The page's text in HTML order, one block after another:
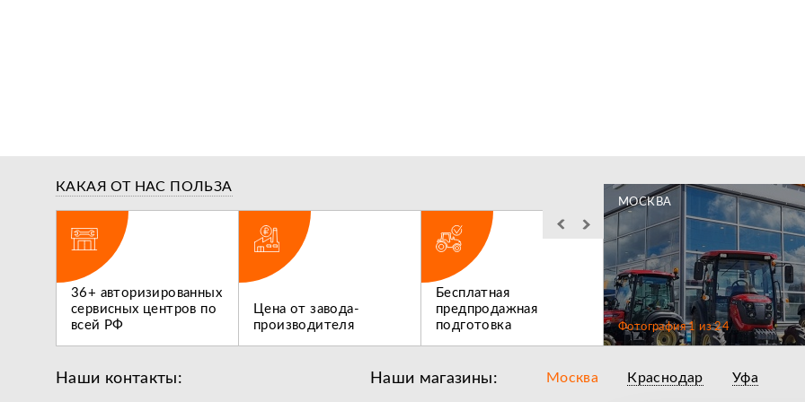
КАКАЯ ОТ НАС ПОЛЬЗА
36+ авторизированных
сервисных центров по
всей РФ
Цена от завода-
производителя
Бесплатная
предпродажная
подготовка
Льготное
послегарантийное
обслуживание
МОСКВА
Фотография1 из24
Наши контакты: Наши магазины: Москва Краснодар Уфа